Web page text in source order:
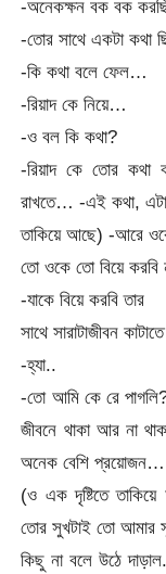
-অনেকক্ষন বক বক
-তোর সাথে একটা কথা
-কি কথা বলে ফেল…
-রিয়াদ কে নিয়ে…
-ও বল কি কথা?
-রিয়াদ কে তোর কথা
রাখতে… -এই কথা,
তাকিয়ে আছে) -আরে
তো ওকে তো বিয়ে করবি
-যাকে বিয়ে করবি তার
সাথে সারাটাজীবন
-হ্যা..
-তো আমি কে রে
জীবনে থাকা আর না
অনেক বেশি প্রয়োজন…
(ও এক দৃষ্টিতে
তোর সুখটাই তো আমার
কিছু না বলে উঠে